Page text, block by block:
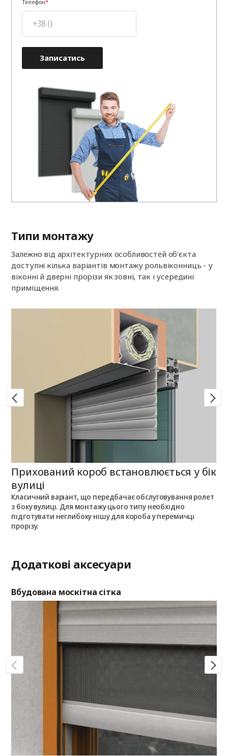
Телефон
Записатись
Типи монтажу
Залежно від архітектурних особливостей об'єкта
доступні кілька варіантів монтажу рольвіконниць - у
віконні й дверні прорізи як зовні, так і усередині
приміщення.
Прихований короб встановлюється у бік
вулиці
Класичний варіант, що передбачає обслуговування ролет
з боку вулиці. Для монтажу цього типу необхідно
підготувати неглибоку нішу для короба у перемичці
прорізу.
Додаткові аксесуари
Вбудована москітна сітка